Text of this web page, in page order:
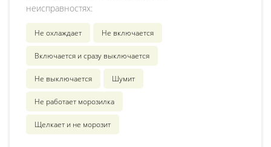
неисправностях:
Не охлаждает Не включается
Включается и сразу выключается
Не выключается Шумит
Не работает морозилка
Щелкает и не морозит